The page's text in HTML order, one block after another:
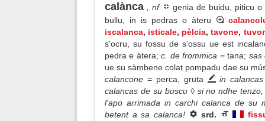
calànca , nf
genia de buidu, piticu
bullu, in is pedras o àteru
iscalanca, isticale, pèlcia,tavone,
s'ocru, su fossu de s'ossu ue est
pedra e àtera; c. de frommica = tana; sas
ue su sàmbene colat pompadu dae su
calancone = perca, gruta
in
calancas de su buscu ◊ si no ndhe
l'apo arrimada in carchi calanca de su
betent a sa calanca!
srd.